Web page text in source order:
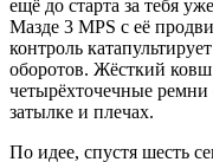
ещё до старта за тебя
Мазде 3 MPS с её
контроль
оборотов. Жёсткий
четырёхточечные ремни
затылке и плечах.
По идее, спустя шесть